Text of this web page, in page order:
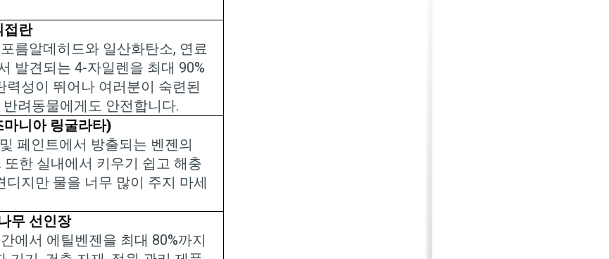
접란
름알데히드와 일산화탄소, 연료
발견되는 4-자일렌을 최대 90%
력성이 뛰어나 여러분이 숙련된
반려동물에게도 안전합니다.
마니아 링굴라타)
페인트에서 방출되는 벤젠의
. 또한 실내에서 키우기 쉽고 해충
디지만 물을 너무 많이 주지 마세
무 선인장
에서 에틸벤젠을 최대 80%까지